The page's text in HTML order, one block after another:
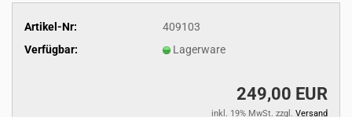
Artikel-Nr:
409103
Verfügbar:
Lagerware
249,00 EUR
inkl. 19% MwSt. zzgl. Versand